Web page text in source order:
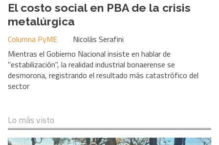
El costo social en PBA de la crisis
metalúrgica
Nicolás Serafini
Columna PyME
Mientras el Gobierno Nacional insiste en hablar de
"estabilización", la realidad industrial bonaerense se
desmorona, registrando el resultado más catastrófico del
sector
Lo más visto